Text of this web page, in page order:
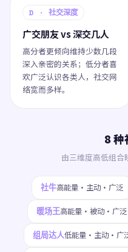
D · 社交深度
广交朋友 vs 深交几人
高分者更倾向维持少数几段
深入亲密的关系；低分者喜
欢广泛认识各类人，社交网
络宽而多样。
8 种
由三维度高低组合
社牛高能量·主动·广泛
暖场王高能量·被动·广泛
组局达人低能量·主动·广